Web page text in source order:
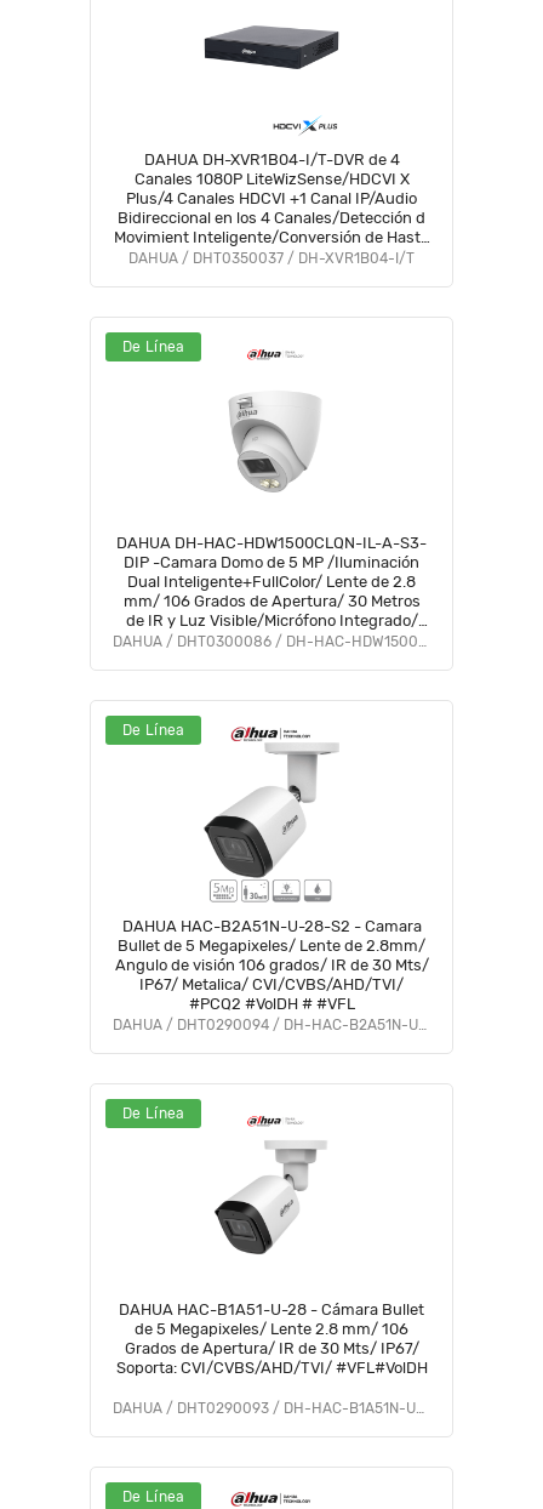
DAHUA DH-XVR1B04-I/T-DVR de 4
Canales 1080P LiteWizSense/HDCVI X
Plus/4 Canales HDCVI +1 Canal IP/Audio
Bidireccional en los 4 Canales/Detección d
Movimient Inteligente/Conversión de Hasta
5 Canals IP/Decodificación de Video Hasta
DAHUA / DHT0350037 / DH-XVR1B04-I/T
De Línea
DAHUA DH-HAC-HDW1500CLQN-IL-A-S3-
DIP -Camara Domo de 5 MP /Iluminación
Dual Inteligente+FullColor/ Lente de 2.8
mm/ 106 Grados de Apertura/ 30 Metros
de IR y Luz Visible/Micrófono Integrado/
IP67/ Soporta:
DAHUA / DHT0300086 / DH-HAC-HDW1500CLQN-IL-A-S3-DIP
De Línea
DAHUA HAC-B2A51N-U-28-S2 - Camara
Bullet de 5 Megapixeles/ Lente de 2.8mm/
Angulo de visión 106 grados/ IR de 30 Mts/
IP67/ Metalica/ CVI/CVBS/AHD/TVI/
#PCQ2 #VolDH # #VFL
DAHUA / DHT0290094 / DH-HAC-B2A51N-U-0280B-S2
De Línea
DAHUA HAC-B1A51-U-28 - Cámara Bullet
de 5 Megapixeles/ Lente 2.8 mm/ 106
Grados de Apertura/ IR de 30 Mts/ IP67/
Soporta: CVI/CVBS/AHD/TVI/ #VFL#VolDH
DAHUA / DHT0290093 / DH-HAC-B1A51N-U-0280B
De Línea